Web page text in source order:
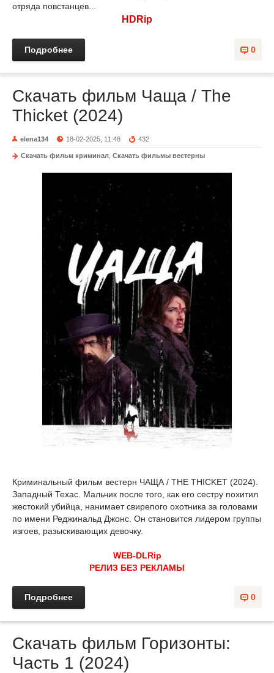
отряда повстанцев...
HDRip
0
Подробнее
Скачать фильм Чаща / The
Thicket (2024)
elena134 18-02-2025, 11:48 432
Скачать фильм криминал Скачать фильмы вестерны
Криминальный фильм вестерн ЧАЩА / THE THICKET (2024).
Западный Техас. Мальчик после того, как его сестру похитил
жестокий убийца, нанимает свирепого охотника за головами
по имени Реджинальд Джонс. Он становится лидером группы
изгоев, разыскивающих девочку.
WEB-DLRip
РЕЛИЗ БЕЗ РЕКЛАМЫ
0
Подробнее
Скачать фильм Горизонты:
Часть 1 (2024)